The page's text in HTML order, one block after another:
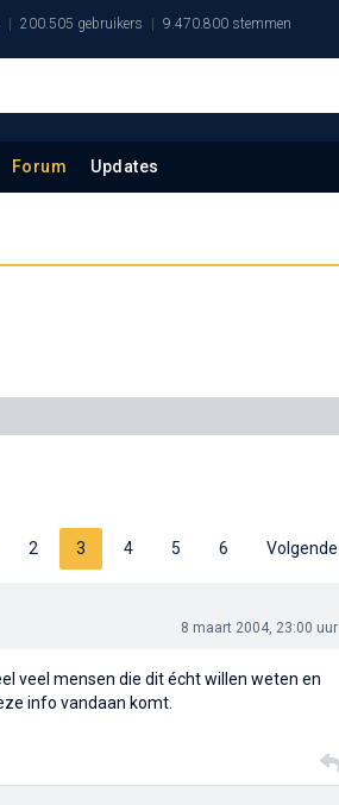
200.505 gebruikers 9.470.800 stemmen
Forum Updates
2 3 4 5 6 Volgende
8 maart 2004, 23:00 uur
veel mensen die dit écht willen weten en
info vandaan komt.